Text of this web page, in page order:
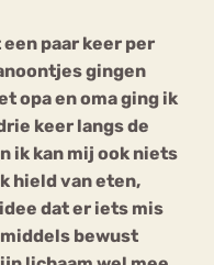
paar keer per
gingen
opa en oma ging ik
keer langs de
ik kan mij ook niets
hield van eten,
dat er iets mis
bewust
Nervosa
Sport
Trauma
Angst